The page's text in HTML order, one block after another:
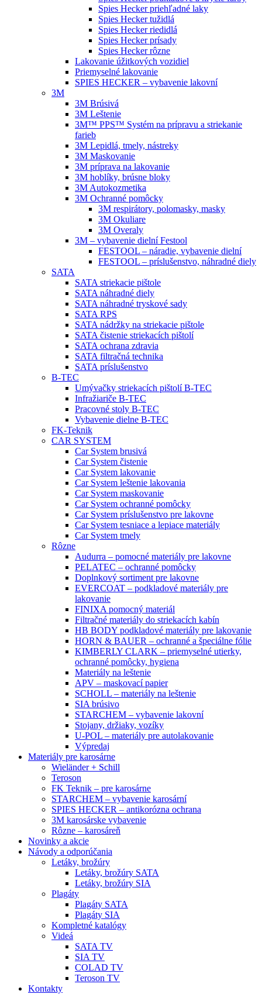
Spies Hecker priehľadné laky
Spies Hecker tužidlá
Spies Hecker riedidlá
Spies Hecker prísady
Spies Hecker rôzne
Lakovanie úžitkových vozidiel
Priemyselné lakovanie
SPIES HECKER – vybavenie lakovní
3M
3M Brúsivá
3M Leštenie
3M™ PPS™ Systém na prípravu a striekanie
farieb
3M Lepidlá, tmely, nástreky
3M Maskovanie
3M príprava na lakovanie
3M hoblíky, brúsne bloky
3M Autokozmetika
3M Ochranné pomôcky
3M respirátory, polomasky, masky
3M Okuliare
3M Overaly
3M – vybavenie dielní Festool
FESTOOL – náradie, vybavenie dielní
FESTOOL – príslušenstvo, náhradné diely
SATA
SATA striekacie pištole
SATA náhradné diely
SATA náhradné tryskové sady
SATA RPS
SATA nádržky na striekacie pištole
SATA čistenie striekacích pištolí
SATA ochrana zdravia
SATA filtračná technika
SATA príslušenstvo
B-TEC
Umývačky striekacích pištolí B-TEC
Infražiariče B-TEC
Pracovné stoly B-TEC
Vybavenie dielne B-TEC
FK-Teknik
CAR SYSTEM
Car System brusivá
Car System čistenie
Car System lakovanie
Car System leštenie lakovania
Car System maskovanie
Car System ochranné pomôcky
Car System príslušenstvo pre lakovne
Car System tesniace a lepiace materiály
Car System tmely
Rôzne
Audurra – pomocné materiály pre lakovne
PELATEC – ochranné pomôcky
Doplnkový sortiment pre lakovne
EVERCOAT – podkladové materiály pre
lakovanie
FINIXA pomocný materiál
Filtračné materiály do striekacích kabín
HB BODY podkladové materiály pre lakovanie
HORN & BAUER – ochranné a špeciálne fólie
KIMBERLY CLARK – priemyselné utierky,
ochranné pomôcky, hygiena
Materiály na leštenie
APV – maskovací papier
SCHOLL – materiály na leštenie
SIA brúsivo
STARCHEM – vybavenie lakovní
Stojany, držiaky, vozíky
U-POL – materiály pre autolakovanie
Výpredaj
Materiály pre karosárne
Wieländer + Schill
Teroson
FK Teknik – pre karosárne
STARCHEM – vybavenie karosární
SPIES HECKER – antikorózna ochrana
3M karosárske vybavenie
Rôzne – karosáreň
Novinky a akcie
Návody a odporúčania
Letáky, brožúry
Letáky, brožúry SATA
Letáky, brožúry SIA
Plagáty
Plagáty SATA
Plagáty SIA
Kompletné katalógy
Videá
SATA TV
SIA TV
COLAD TV
Teroson TV
Kontakty